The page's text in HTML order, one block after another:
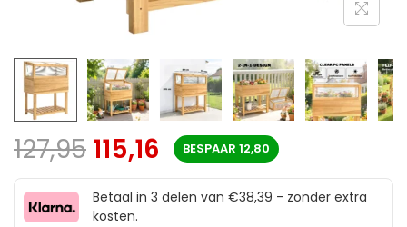
127,95 115,16 BESPAAR 12,80
Betaal in 3 delen van €38,39 - zonder extra
kosten.